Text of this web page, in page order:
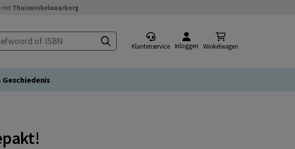
Thuiswinkelwaarborg
of ISBN
Klantenservice Inloggen Winkelwagen
Geschiedenis